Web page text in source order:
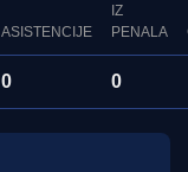
ASISTENCIJE
IZ
PENALA
0 0